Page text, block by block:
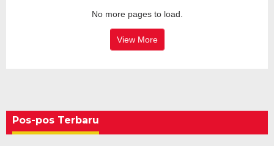
No more pages to load.
View More
Pos-pos Terbaru